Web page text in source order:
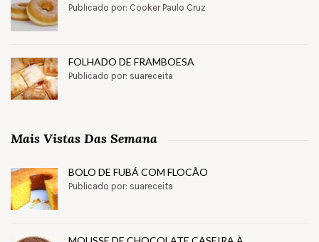
Publicado por: Cooker Paulo Cruz
FOLHADO DE FRAMBOESA
Publicado por: suareceita
Mais Vistas Das Semana
BOLO DE FUBÁ COM FLOCÃO
Publicado por: suareceita